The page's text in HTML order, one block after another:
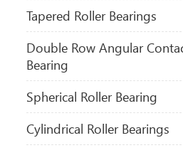
Tapered Roller Bearings
Double Row Angular
Bearing
Spherical Roller Bearing
Cylindrical Roller Bearings